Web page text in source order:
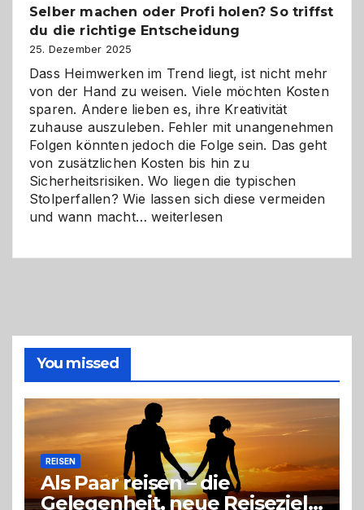
Herausforderungen
und
Zukunft
Selber machen oder Profi holen? So triffst
du die richtige Entscheidung
25. Dezember 2025
Dass Heimwerken im Trend liegt, ist nicht mehr
von der Hand zu weisen. Viele möchten Kosten
sparen. Andere lieben es, ihre Kreativität
zuhause auszuleben. Fehler mit unangenehmen
Folgen könnten jedoch die Folge sein. Das geht
von zusätzlichen Kosten bis hin zu
Sicherheitsrisiken. Wo liegen die typischen
Stolperfallen? Wie lassen sich diese vermeiden
und wann macht…Selber
richtige
Entscheidung
weiterlesen
You missed
REISEN
Als Paar reisen – die
Gelegenheit, neue Reiseziele